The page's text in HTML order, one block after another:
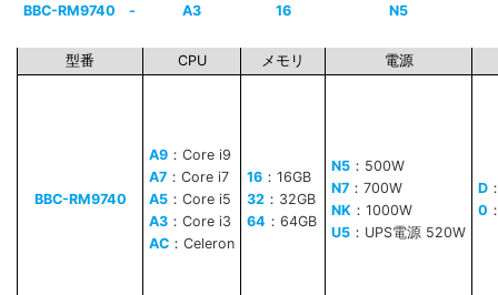
BBC-RM9740 - A3 16 N5
型番 CPU メモリ 電源
BBC-RM9740
A9 ：Core i9
A7 ：Core i7
A5 ：Core i5
A3 ：Core i3
AC ：Celeron
16 ：16GB
32 ：32GB
64 ：64GB
N5 ：500W
N7 ：700W
NK ：1000W
U5 ：UPS電源 520W
D
0